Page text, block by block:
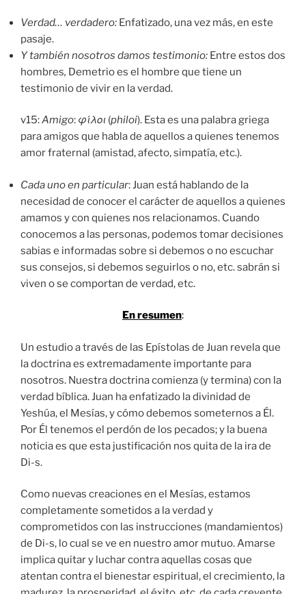
Verdad… verdadero: Enfatizado, una vez más, en este
pasaje.
Y también nosotros damos testimonio: Entre estos dos
hombres, Demetrio es el hombre que tiene un
testimonio de vivir en la verdad.
v15:Amigo: φίλοι (philoi). Esta es una palabra griega
para amigos que habla de aquellos a quienes tenemos
amor fraternal (amistad, afecto, simpatía, etc.).
Cada uno en particular: Juan está hablando de la
necesidad de conocer el carácter de aquellos a quienes
amamos y con quienes nos relacionamos. Cuando
conocemos a las personas, podemos tomar decisiones
sabias e informadas sobre si debemos o no escuchar
sus consejos, si debemos seguirlos o no, etc. sabrán si
viven o se comportan de verdad, etc.
En resumen:
Un estudio a través de las Epístolas de Juan revela que
la doctrina es extremadamente importante para
nosotros. Nuestra doctrina comienza (y termina) con la
verdad bíblica. Juan ha enfatizado la divinidad de
Yeshúa, el Mesías, y cómo debemos someternos a Él.
Por Él tenemos el perdón de los pecados; y la buena
noticia es que esta justificación nos quita de la ira de
Di-s.
Como nuevas creaciones en el Mesías, estamos
completamente sometidos a la verdad y
comprometidos con las instrucciones (mandamientos)
de Di-s, lo cual se ve en nuestro amor mutuo. Amarse
implica quitar y luchar contra aquellas cosas que
atentan contra el bienestar espiritual, el crecimiento, la